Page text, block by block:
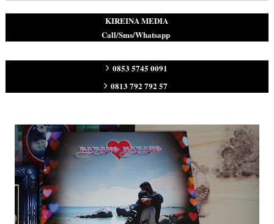
KIREINA MEDIA
Call/Sms/Whatsapp
0853 5745 0091
0813 792 792 57